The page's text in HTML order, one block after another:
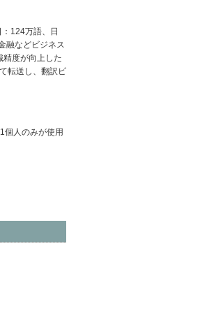
124万語、日
融などビジネス
精度が向上した
転送し、翻訳ピ
個人のみが使用